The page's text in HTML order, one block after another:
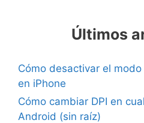
Últimos
Cómo desactivar el
en iPhone
Cómo cambiar DPI en
Android (sin raíz)